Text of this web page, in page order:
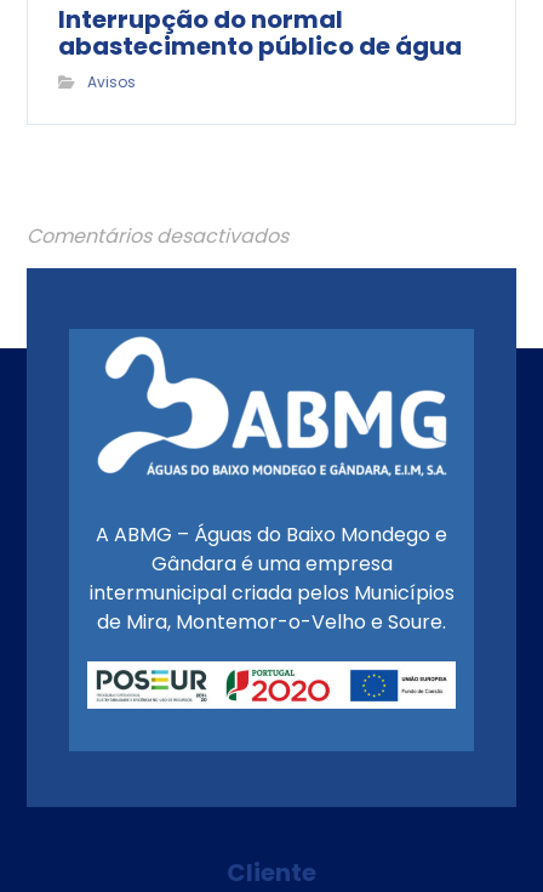
Interrupção do normal
abastecimento público de água
Avisos
Comentários desactivados
A ABMG – Águas do Baixo Mondego e
Gândara é uma empresa
intermunicipal criada pelos Municípios
de Mira, Montemor-o-Velho e Soure.
Cliente